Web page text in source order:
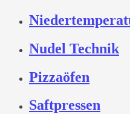
Nudel Technik
Pizzaöfen
Saftpressen